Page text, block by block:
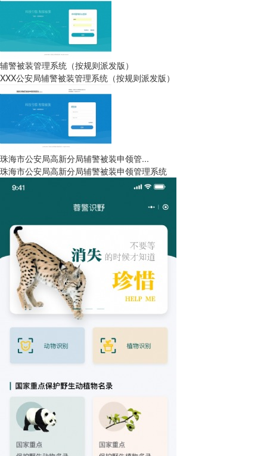
辅警被装管理系统（按规则派发版）
XXX公安局辅警被装管理系统（按规则派发版）
珠海市公安局高新分局辅警被装申领管...
珠海市公安局高新分局辅警被装申领管理系统